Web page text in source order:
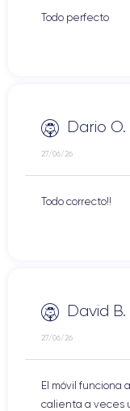
Todo perfecto
Dario O.
27/06/26
Todo correcto!!
David B.
27/06/26
El móvil funciona
calienta a veces